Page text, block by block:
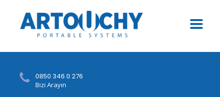
0850 346 0 276
Bizi Arayın